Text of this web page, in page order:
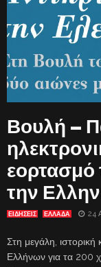
Βουλή –
την
ΕΙΔΗΣΕΙΣ ΕΛΛΑΔΑ 24
Στη μεγάλη,
Ελλήνων για τα 200